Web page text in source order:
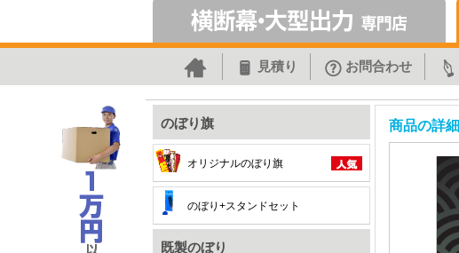
見積り お問合わせ
のぼり旗
オリジナルのぼり旗
のぼり+スタンドセット
既製のぼり
商品の詳細